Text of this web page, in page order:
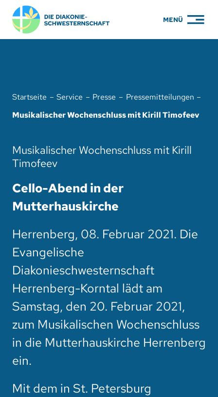
Zum
Inhalt
springen
MENÜ
KARRIERE
ÜBER UNS
SERVICE
SPENDEN
SUCHE
Startseite Service Presse
Pressemitteilungen
Musikalischer Wochenschluss mit Kirill Timofeev
Musikalischer Wochenschluss mit Kirill
Timofeev
Cello-Abend in der
Mutterhauskirche
Herrenberg, 08. Februar 2021. Die
Evangelische
Diakonieschwesternschaft
Herrenberg-Korntal lädt am
Samstag, den 20. Februar 2021,
zum Musikalischen Wochenschluss
in die Mutterhauskirche Herrenberg
ein.
Mit dem in St. Petersburg